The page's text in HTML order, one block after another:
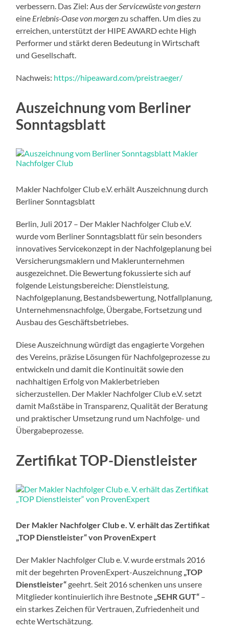
verbessern. Das Ziel: Aus der Servicewüste von gestern
eine Erlebnis-Oase von morgenzu schaffen. Um dies zu
erreichen, unterstützt der HIPE AWARD echte High
Performer und stärkt deren Bedeutung in Wirtschaft
und Gesellschaft.
Nachweis: https://hipeaward.com/preistraeger/
Auszeichnung vom Berliner
Sonntagsblatt
Makler Nachfolger Club e.V. erhält Auszeichnung durch
Berliner Sonntagsblatt
Berlin, Juli 2017 – Der Makler Nachfolger Club e.V.
wurde vom Berliner Sonntagsblatt für sein besonders
innovatives Servicekonzept in der Nachfolgeplanung bei
Versicherungsmaklern und Maklerunternehmen
ausgezeichnet. Die Bewertung fokussierte sich auf
folgende Leistungsbereiche: Dienstleistung,
Nachfolgeplanung, Bestandsbewertung, Notfallplanung,
Unternehmensnachfolge, Übergabe, Fortsetzung und
Ausbau des Geschäftsbetriebes.
Diese Auszeichnung würdigt das engagierte Vorgehen
des Vereins, präzise Lösungen für Nachfolgeprozesse zu
entwickeln und damit die Kontinuität sowie den
nachhaltigen Erfolg von Maklerbetrieben
sicherzustellen. Der Makler Nachfolger Club e.V. setzt
damit Maßstäbe in Transparenz, Qualität der Beratung
und praktischer Umsetzung rund um Nachfolge- und
Übergabeprozesse.
Zertifikat TOP-Dienstleister
Der Makler Nachfolger Club e. V. erhält das Zertifikat
„TOP Dienstleister“ von ProvenExpert
Der Makler Nachfolger Club e. V. wurde erstmals 2016
mit der begehrten ProvenExpert-Auszeichnung „TOP
Dienstleister“geehrt. Seit 2016 schenken uns unsere
Mitglieder kontinuierlich ihre Bestnote „SEHR GUT“ –
ein starkes Zeichen für Vertrauen, Zufriedenheit und
echte Wertschätzung.